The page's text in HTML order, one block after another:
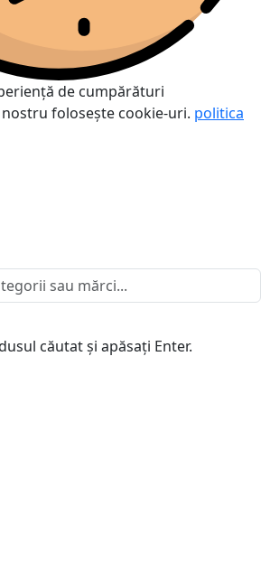
de cumpărături
folosește cookie-uri. politica
căutat și apăsați Enter.